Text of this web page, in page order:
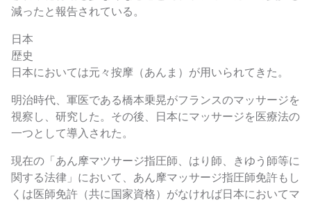
減ったと報告されている。
日本
歴史
日本においては元々按摩（あんま）が用いられてきた。
明治時代、軍医である橋本乗晃がフランスのマッサージを
視察し、研究した。その後、日本にマッサージを医療法の
一つとして導入された。
現在の「あん摩マツサージ指圧師、はり師、きゆう師等に
関する法律」において、あん摩マッサージ指圧師免許もし
くは医師免許（共に国家資格）がなければ日本においてマ